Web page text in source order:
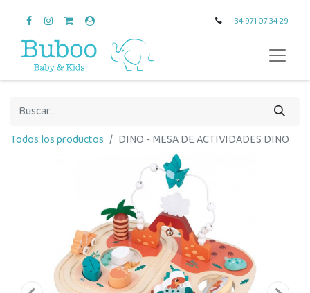
+34 971 07 34 29
Todos los productos DINO - MESA DE ACTIVIDADES DINO